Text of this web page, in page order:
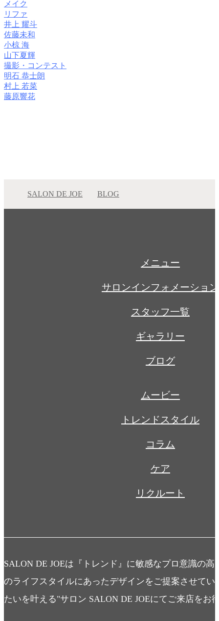
メイク
リファ
井上 耀斗
佐藤未和
小椋 海
山下夏輝
撮影・コンテスト
明石 恭士朗
村上 若菜
藤原響花
SALON DE JOE BLOG
メニュー
サロンインフォメーション
スタッフ一覧
ギャラリー
ブログ
ムービー
トレンドスタイル
コラム
ケア
リクルート
SALON DE JOEは『トレンド』に敏感なプロ意識の高
のライフスタイルにあったデザインをご提案させてい
たいを叶える"サロン SALON DE JOEにてご来店をお